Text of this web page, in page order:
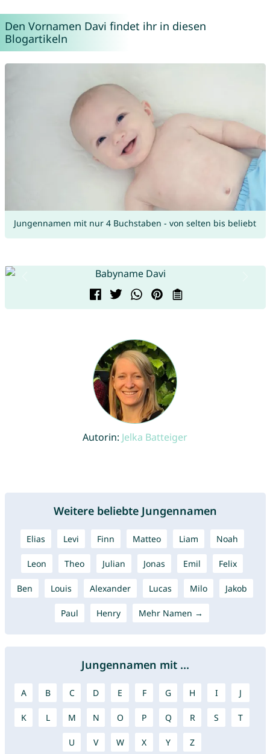
Den Vornamen Davi findet ihr in diesen
Blogartikeln
Jungennamen mit nur 4 Buchstaben - von selten bis beliebt
Autorin: Jelka Batteiger
Weitere beliebte Jungennamen
Elias Levi Finn Matteo Liam Noah
Leon Theo Julian Jonas Emil Felix
Ben Louis Alexander Lucas Milo Jakob
Paul Henry Mehr Namen →
Jungennamen mit ...
A B C D E F G H I J
K L M N O P Q R S T
U V W X Y Z